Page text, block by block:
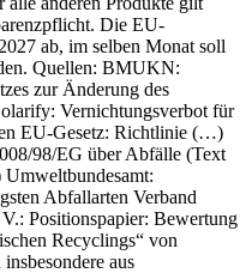
Die EU-
ab, im selben Monat soll
Quellen: BMUKN:
zur Änderung des
Vernichtungsverbot für
EU-Gesetz: Richtlinie (…)
98/EG über Abfälle (Text
Abfallarten Verband
Positionspapier: Bewertung
Recyclings“ von
aus